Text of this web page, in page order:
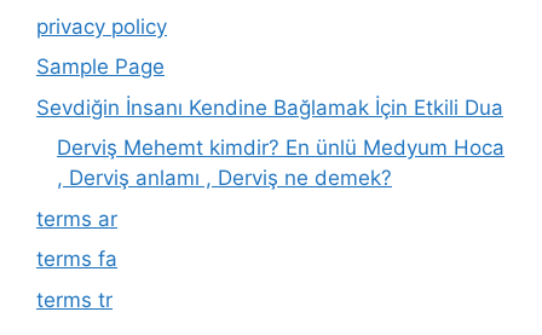
privacy policy
Sample Page
Sevdiğin İnsanı Kendine Bağlamak İçin Etkili Dua
Derviş Mehemt kimdir? En ünlü Medyum Hoca
, Derviş anlamı , Derviş ne demek?
terms ar
terms fa
terms tr